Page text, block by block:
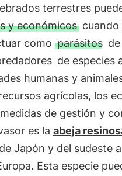
terrestres
y económicoscuando
como parásitos
de especies
humanas y
agrícolas, los
de gestión y
es la abeja
Japón y del sudeste
Esta especie